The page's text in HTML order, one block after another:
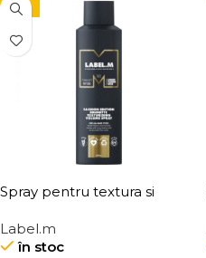
-15%
Spray pentru textura si
Label.m Fashion Edition
Brunette Texturising Volume
Label.m
în stoc